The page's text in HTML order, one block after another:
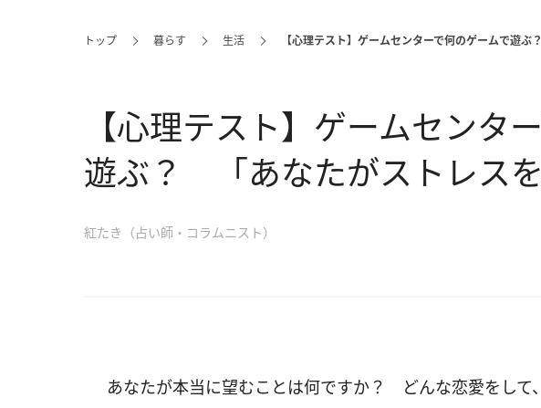
トップ 暮らす 生活 【心理テスト】ゲームセンターで何のゲームで遊
【心理テスト】ゲームセンタ
遊ぶ？ 「あなたがストレスを
紅たき（占い師・コラムニスト）
あなたが本当に望むことは何ですか？ どんな恋愛をして